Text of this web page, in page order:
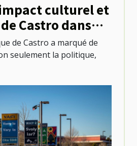
culturel et
Castro dans
urbaine
de Castro a marqué de
seulement la politique,